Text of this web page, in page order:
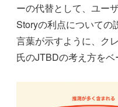
ーの代替として、ユー
Storyの利点についての
言葉が示すように、ク
氏のJTBDの考え方をベ